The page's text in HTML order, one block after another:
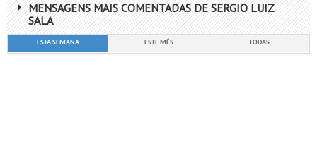
MENSAGENS MAIS COMENTADAS DE SERGIO LUIZ
SALA
ESTA SEMANA ESTE MÊS TODAS